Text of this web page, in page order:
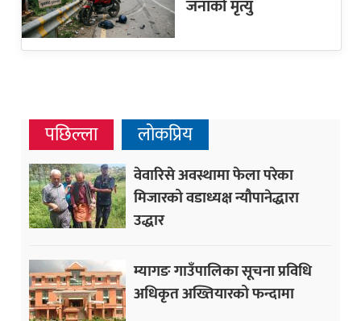
जनाको मृत्यु
पछिल्ला लोकप्रिय
वेवारिसे अवस्थामा फेला परेका
मिजारको वडाध्यक्ष न्यौपानेद्धारा
उद्धार
म्यागङ गाउँपालिका सूचना प्रविधि
अधिकृत अख्तियारको फन्दामा